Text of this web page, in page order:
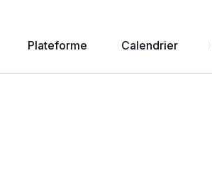
Plateforme Calendrier